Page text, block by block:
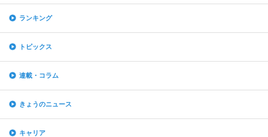
ランキング
トピックス
連載・コラム
きょうのニュース
キャリア